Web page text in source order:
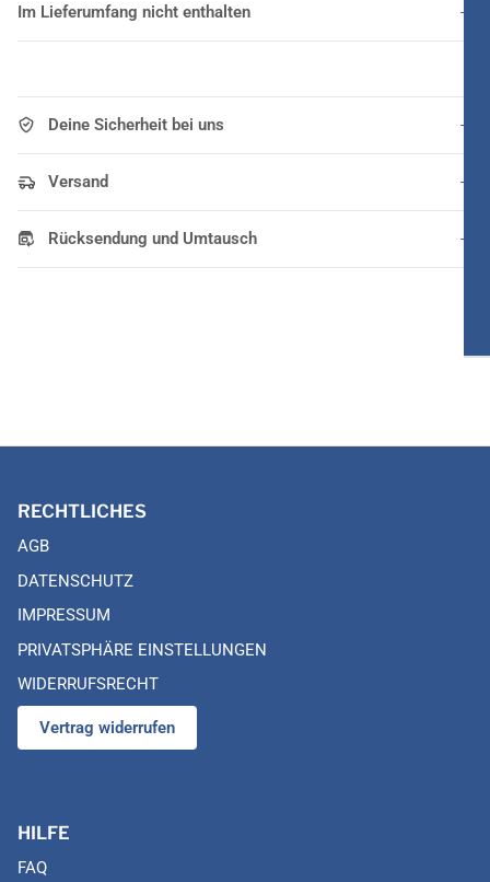
Im Lieferumfang nicht enthalten
Deine Sicherheit bei uns
Versand
Rücksendung und Umtausch
RECHTLICHES
AGB
DATENSCHUTZ
IMPRESSUM
PRIVATSPHÄRE EINSTELLUNGEN
WIDERRUFSRECHT
Vertrag widerrufen
HILFE
FAQ